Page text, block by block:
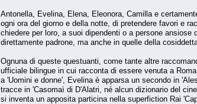
Antonella, Evelina, Elena, Eleonora, Camilla e
ogni ora del giorno e della notte, di pretendere favori e
chiedere per loro, a suoi dipendenti o a persone
direttamente padrone, ma anche in quelle della
Ognuna di queste questuanti, come tante altre
ufficiale bilingue in cui racconta di essere venuta a
a 'Uomini e donne', Evelina è apparsa un secondo in
tracce in 'Casomaì di D'Alatri, né alcun dizionario del
si inventa un apposita particina nella superfiction Rai